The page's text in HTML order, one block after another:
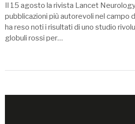
Il 15 agosto la rivista Lancet
pubblicazioni più autorevoli nel campo
ha reso noti i risultati di uno studio
globuli rossi per…